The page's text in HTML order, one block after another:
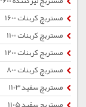
مستربچ کربنات 1600
مستربچ کربنات 1100
مستربچ کربنات 1200
مستربچ کربنات 800
مستربچ سفید 1103